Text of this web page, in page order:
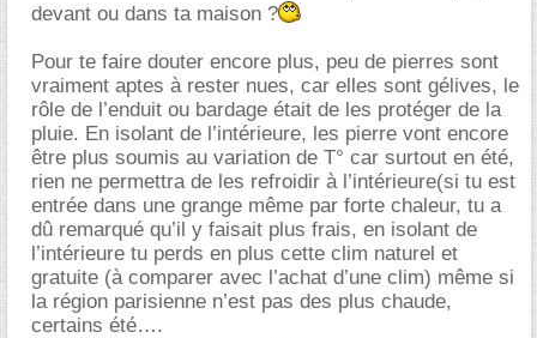
devant ou dans ta maison ?
Pour te faire douter encore plus, peu de pierres sont
vraiment aptes à rester nues, car elles sont gélives, le
rôle de l’enduit ou bardage était de les protéger de la
pluie. En isolant de l’intérieure, les pierre vont encore
être plus soumis au variation de T° car surtout en été,
rien ne permettra de les refroidir à l’intérieure(si tu est
entrée dans une grange même par forte chaleur, tu a
dû remarqué qu’il y faisait plus frais, en isolant de
l’intérieure tu perds en plus cette clim naturel et
gratuite (à comparer avec l’achat d’une clim) même si
la région parisienne n’est pas des plus chaude,
certains été….